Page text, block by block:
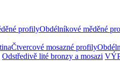
profilyObdélníkové měděné
Čtvercové mosazné profily
Odstředivě lité bronzy a mosazi